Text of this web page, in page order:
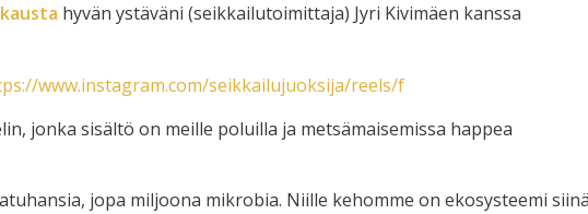
hyvän ystäväni (seikkailutoimittaja) Jyri Kivimäen kanssa
www.instagram.com/seikkailujuoksija/reels/f
jonka sisältö on meille poluilla ja metsämaisemissa happea
jopa miljoona mikrobia. Niille kehomme on ekosysteemi siinä